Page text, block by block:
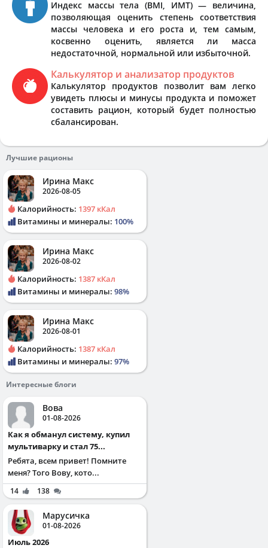
Индекс массы тела (BMI, ИМТ) — величина,
позволяющая оценить степень соответствия
массы человека и его роста и, тем самым,
косвенно оценить, является ли масса
недостаточной, нормальной или избыточной.
Калькулятор и анализатор продуктов
Калькулятор продуктов позволит вам легко
увидеть плюсы и минусы продукта и поможет
составить рацион, который будет полностью
сбалансирован.
Лучшие рационы
Ирина Макс
2026-08-05
Калорийность: 1397 кКал
Витамины и минералы: 100%
Ирина Макс
2026-08-02
Калорийность: 1387 кКал
Витамины и минералы: 98%
Ирина Макс
2026-08-01
Калорийность: 1387 кКал
Витамины и минералы: 97%
Интересные блоги
Вова
01-08-2026
Как я обманул систему, купил
мультиварку и стал 75...
Ребята, всем привет! Помните
меня? Того Вову, кото...
14 138
Марусичка
01-08-2026
Июль 2026